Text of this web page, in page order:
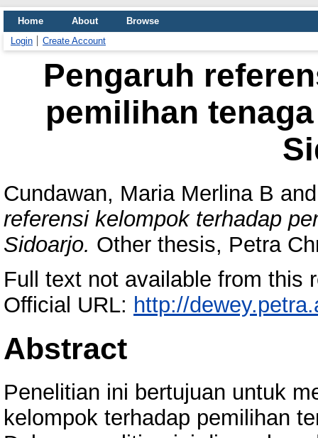
Home About
Browse
Login
Create Account
Pengaruh
pemilihan
Cundawan, Maria Merlina B
referensi kelompok terhadap
Sidoarjo. Other thesis, Petra
Full text not available from this
Official URL: http://
Abstract
Penelitian ini bertujuan untuk
kelompok terhadap pemilihan